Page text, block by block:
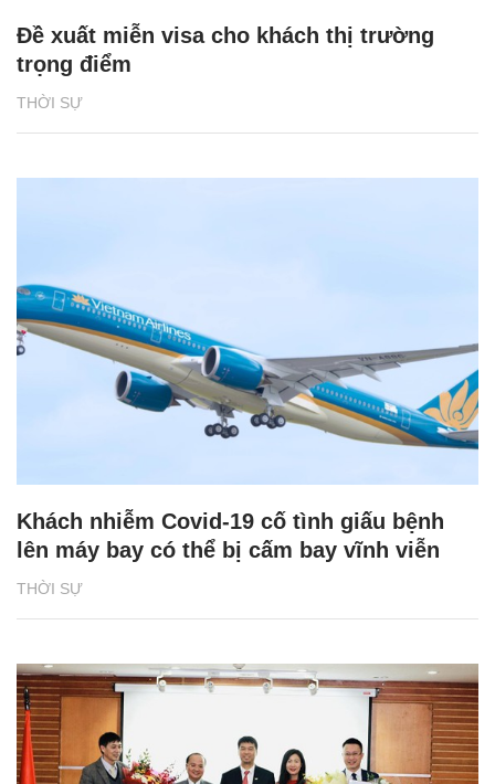
THỜI SỰ
Đề xuất miễn visa cho khách thị trường
trọng điểm
THỜI SỰ
Khách nhiễm Covid-19 cố tình giấu bệnh
lên máy bay có thể bị cấm bay vĩnh viễn